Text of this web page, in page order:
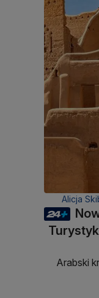
Alicja
Arabski